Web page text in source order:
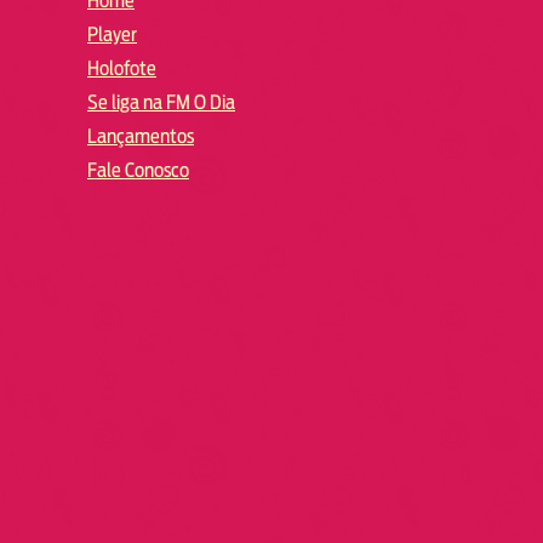
Player
Holofote
Se liga na FM O Dia
Lançamentos
Fale Conosco